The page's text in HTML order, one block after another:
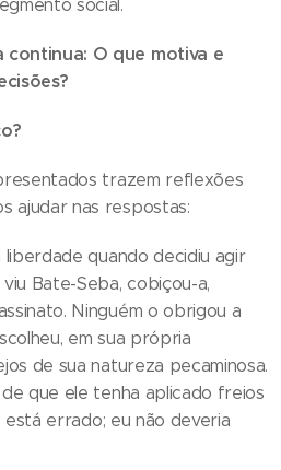
social.
O que motiva e
trazem reflexões
ajudar nas respostas:
liberdade quando decidiu agir
Bate-Seba, cobiçou-a,
Ninguém o obrigou a
em sua própria
de sua natureza pecaminosa.
que ele tenha aplicado freios
está errado; eu não deveria